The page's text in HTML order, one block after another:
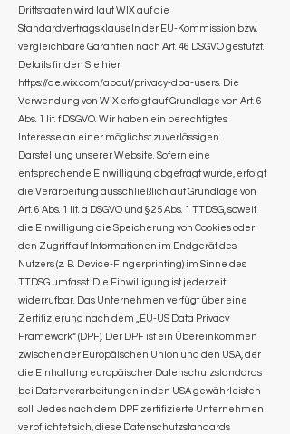
Drittstaaten wird laut WIX auf die
Standardvertragsklauseln der EU-Kommission bzw.
vergleichbare Garantien nach Art. 46 DSGVO gestützt.
Details finden Sie hier:
https://de.wix.com/about/privacy-dpa-users. Die
Verwendung von WIX erfolgt auf Grundlage von Art. 6
Abs. 1 lit. f DSGVO. Wir haben ein berechtigtes
Interesse an einer möglichst zuverlässigen
Darstellung unserer Website. Sofern eine
entsprechende Einwilligung abgefragt wurde, erfolgt
die Verarbeitung ausschließlich auf Grundlage von
Art. 6 Abs. 1 lit. a DSGVO und § 25 Abs. 1 TTDSG, soweit
die Einwilligung die Speicherung von Cookies oder
den Zugriff auf Informationen im Endgerät des
Nutzers (z. B. Device-Fingerprinting) im Sinne des
TTDSG umfasst. Die Einwilligung ist jederzeit
widerrufbar. Das Unternehmen verfügt über eine
Zertifizierung nach dem „EU-US Data Privacy
Framework“ (DPF). Der DPF ist ein Übereinkommen
zwischen der Europäischen Union und den USA, der
die Einhaltung europäischer Datenschutzstandards
bei Datenverarbeitungen in den USA gewährleisten
soll. Jedes nach dem DPF zertifizierte Unternehmen
verpflichtet sich, diese Datenschutzstandards